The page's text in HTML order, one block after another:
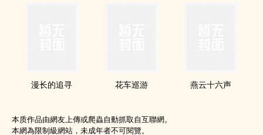
漫长的追寻 花车巡游 燕云十六声
本质作品由網友上傳或爬蟲自動抓取自互聯網。
本網為限制級網站，未成年者不可閱覽。